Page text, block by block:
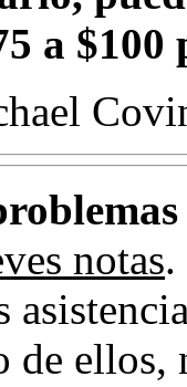
a $100
notas.
de ellos,